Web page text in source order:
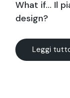
What if… Il
design?
Leggi